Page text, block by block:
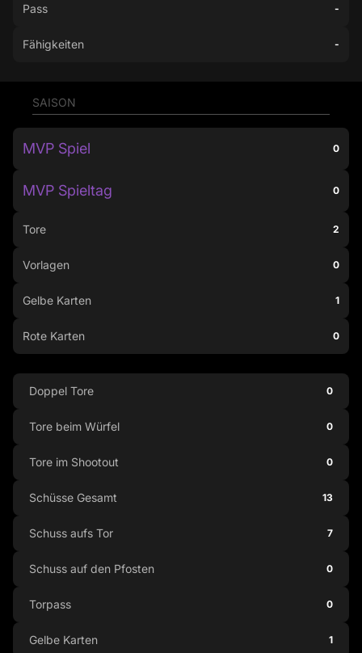
Pass -
Fähigkeiten -
SAISON
MVP Spiel 0
MVP Spieltag 0
Tore 2
Vorlagen 0
Gelbe Karten 1
Rote Karten 0
Doppel Tore 0
Tore beim Würfel 0
Tore im Shootout 0
Schüsse Gesamt 13
Schuss aufs Tor 7
Schuss auf den Pfosten 0
Torpass 0
Gelbe Karten 1